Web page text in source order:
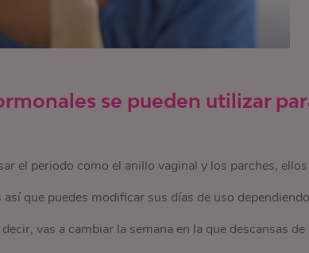
se pueden utilizar
el periodo como el anillo vaginal y los parches, ellos
que puedes modificar sus días de uso dependiendo
vas a cambiar la semana en la que descansas de